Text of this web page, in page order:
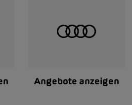
Angebote anzeigen